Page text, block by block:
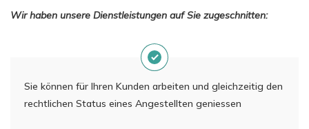
Wir haben unsere Dienstleistungen auf Sie zugeschnitten:
Sie können für Ihren Kunden arbeiten und gleichzeitig den
rechtlichen Status eines Angestellten geniessen